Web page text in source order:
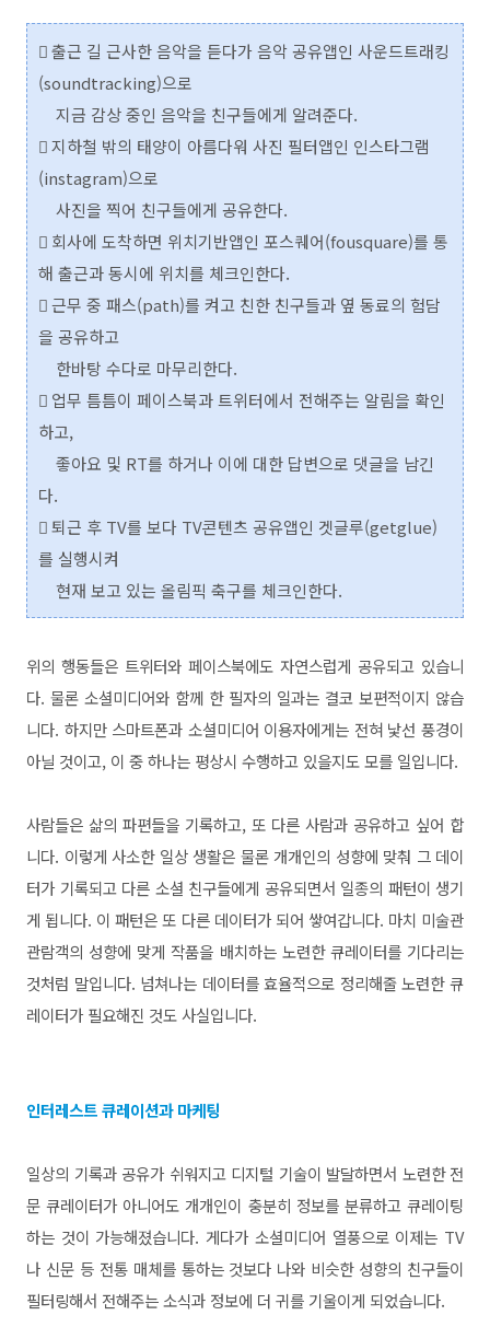
 출근 길 근사한 음악을 듣다가 음악 공유앱인 사운드트래킹
(soundtracking)으로
지금 감상 중인 음악을 친구들에게 알려준다.
 지하철 밖의 태양이 아름다워 사진 필터앱인 인스타그램
(instagram)으로
사진을 찍어 친구들에게 공유한다.
 회사에 도착하면 위치기반앱인 포스퀘어(fousquare)를 통
해 출근과 동시에 위치를 체크인한다.
 근무 중 패스(path)를 켜고 친한 친구들과 옆 동료의 험담
을 공유하고
한바탕 수다로 마무리한다.
 업무 틈틈이 페이스북과 트위터에서 전해주는 알림을 확인
하고,
좋아요 및 RT를 하거나 이에 대한 답변으로 댓글을 남긴
다.
 퇴근 후 TV를 보다 TV콘텐츠 공유앱인 겟글루(getglue)
를 실행시켜
현재 보고 있는 올림픽 축구를 체크인한다.
위의 행동들은 트위터와 페이스북에도 자연스럽게 공유되고 있습니
다. 물론 소셜미디어와 함께 한 필자의 일과는 결코 보편적이지 않습
니다. 하지만 스마트폰과 소셜미디어 이용자에게는 전혀 낯선 풍경이
아닐 것이고, 이 중 하나는 평상시 수행하고 있을지도 모를 일입니다.
사람들은 삶의 파편들을 기록하고, 또 다른 사람과 공유하고 싶어 합
니다. 이렇게 사소한 일상 생활은 물론 개개인의 성향에 맞춰 그 데이
터가 기록되고 다른 소셜 친구들에게 공유되면서 일종의 패턴이 생기
게 됩니다. 이 패턴은 또 다른 데이터가 되어 쌓여갑니다. 마치 미술관
관람객의 성향에 맞게 작품을 배치하는 노련한 큐레이터를 기다리는
것처럼 말입니다. 넘쳐나는 데이터를 효율적으로 정리해줄 노련한 큐
레이터가 필요해진 것도 사실입니다.
인터레스트 큐레이션과 마케팅
일상의 기록과 공유가 쉬워지고 디지털 기술이 발달하면서 노련한 전
문 큐레이터가 아니어도 개개인이 충분히 정보를 분류하고 큐레이팅
하는 것이 가능해졌습니다. 게다가 소셜미디어 열풍으로 이제는 TV
나 신문 등 전통 매체를 통하는 것보다 나와 비슷한 성향의 친구들이
필터링해서 전해주는 소식과 정보에 더 귀를 기울이게 되었습니다.